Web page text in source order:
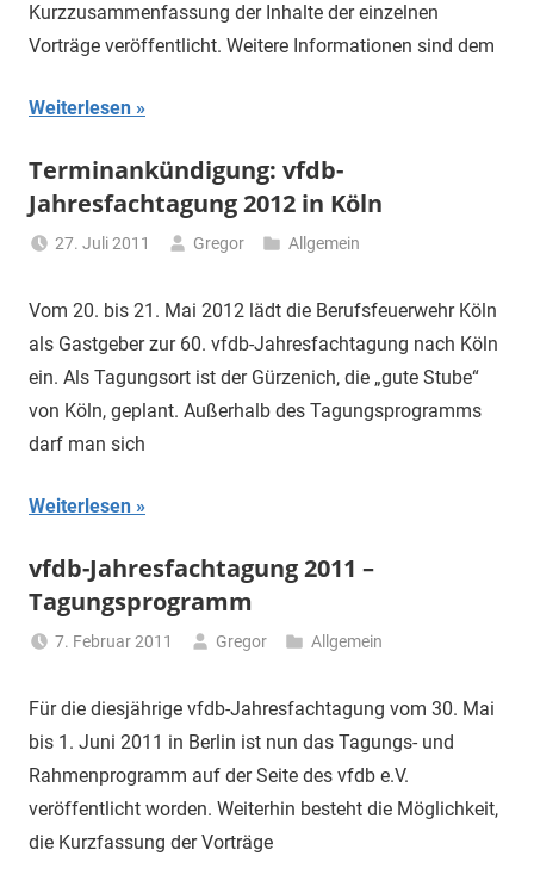
Kurzzusammenfassung der Inhalte der einzelnen
Vorträge veröffentlicht. Weitere Informationen sind dem
Weiterlesen
Terminankündigung: vfdb-
Jahresfachtagung 2012 in Köln
27. Juli 2011 Gregor Allgemein
Vom 20. bis 21. Mai 2012 lädt die Berufsfeuerwehr Köln
als Gastgeber zur 60. vfdb-Jahresfachtagung nach Köln
ein. Als Tagungsort ist der Gürzenich, die „gute Stube“
von Köln, geplant. Außerhalb des Tagungsprogramms
darf man sich
Weiterlesen
vfdb-Jahresfachtagung 2011 –
Tagungsprogramm
7. Februar 2011 Gregor Allgemein
Für die diesjährige vfdb-Jahresfachtagung vom 30. Mai
bis 1. Juni 2011 in Berlin ist nun das Tagungs- und
Rahmenprogramm auf der Seite des vfdb e.V.
veröffentlicht worden. Weiterhin besteht die Möglichkeit,
die Kurzfassung der Vorträge